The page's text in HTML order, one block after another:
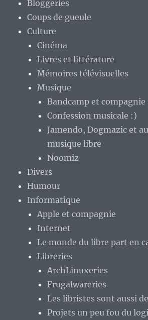
Bloggeries
Coups de gueule
Culture
Cinéma
Livres et littérature
Mémoires télévisuelles
Musique
Bandcamp et compagnie
Confession musicale :)
Jamendo, Dogmazic et
musique libre
Noomiz
Divers
Humour
Informatique
Apple et compagnie
Internet
Le monde du libre part en
Libreries
ArchLinuxeries
Frugalwareries
Les libristes sont aussi
Projets un peu fou du